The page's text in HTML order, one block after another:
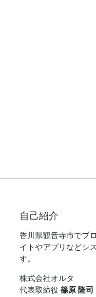
自己紹介
香川県観音寺市でプ
イトやアプリなどシ
す。
株式会社オルタ
代表取締役篠原 隆司